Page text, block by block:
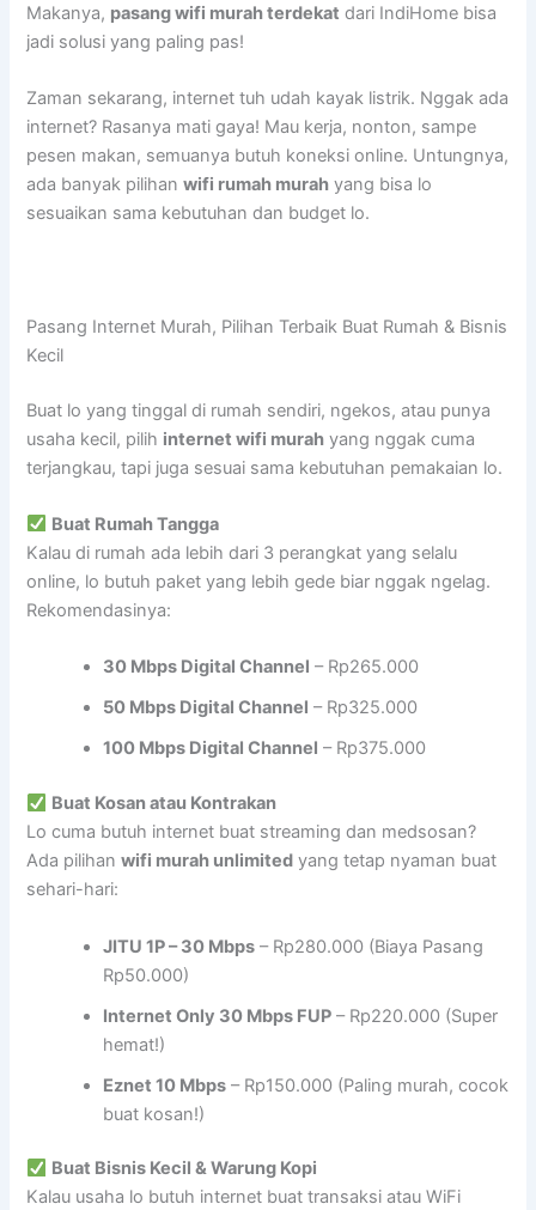
Makanya, pasang wifi murah terdekat dari IndiHome bisa
jadi solusi yang paling pas!
Zaman sekarang, internet tuh udah kayak listrik. Nggak ada
internet? Rasanya mati gaya! Mau kerja, nonton, sampe
pesen makan, semuanya butuh koneksi online. Untungnya,
ada banyak pilihanwifi rumah murah yang bisa lo
sesuaikan sama kebutuhan dan budget lo.
Pasang Internet Murah, Pilihan Terbaik Buat Rumah & Bisnis
Kecil
Buat lo yang tinggal di rumah sendiri, ngekos, atau punya
usaha kecil, pilih internet wifi murah yang nggak cuma
terjangkau, tapi juga sesuai sama kebutuhan pemakaian lo.
Buat Rumah Tangga
Kalau di rumah ada lebih dari 3 perangkat yang selalu
online, lo butuh paket yang lebih gede biar nggak ngelag.
Rekomendasinya:
30 Mbps Digital Channel – Rp265.000
50 Mbps Digital Channel – Rp325.000
100 Mbps Digital Channel – Rp375.000
Buat Kosan atau Kontrakan
Lo cuma butuh internet buat streaming dan medsosan?
Ada pilihanwifi murah unlimited yang tetap nyaman buat
sehari-hari:
JITU 1P – 30 Mbps – Rp280.000 (Biaya Pasang
Rp50.000)
Internet Only 30 Mbps FUP – Rp220.000 (Super
hemat!)
Eznet 10 Mbps – Rp150.000 (Paling murah, cocok
buat kosan!)
Buat Bisnis Kecil & Warung Kopi
Kalau usaha lo butuh internet buat transaksi atau WiFi